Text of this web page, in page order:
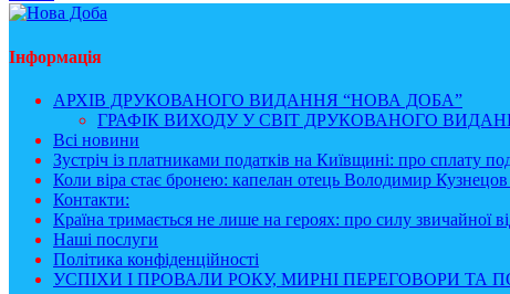
Інформація
АРХІВ ДРУКОВАНОГО ВИДАННЯ “НОВА ДОБА”
ГРАФІК ВИХОДУ У СВІТ ДРУКОВАНОГО
Всі новини
Зустріч із платниками податків на Київщині: про сплату
Коли віра стає бронею: капелан отець Володимир Кузнецов
Контакти:
Країна тримається не лише на героях: про силу звичайної
Наші послуги
Політика конфіденційності
УСПІХИ І ПРОВАЛИ РОКУ, МИРНІ ПЕРЕГОВОРИ ТА